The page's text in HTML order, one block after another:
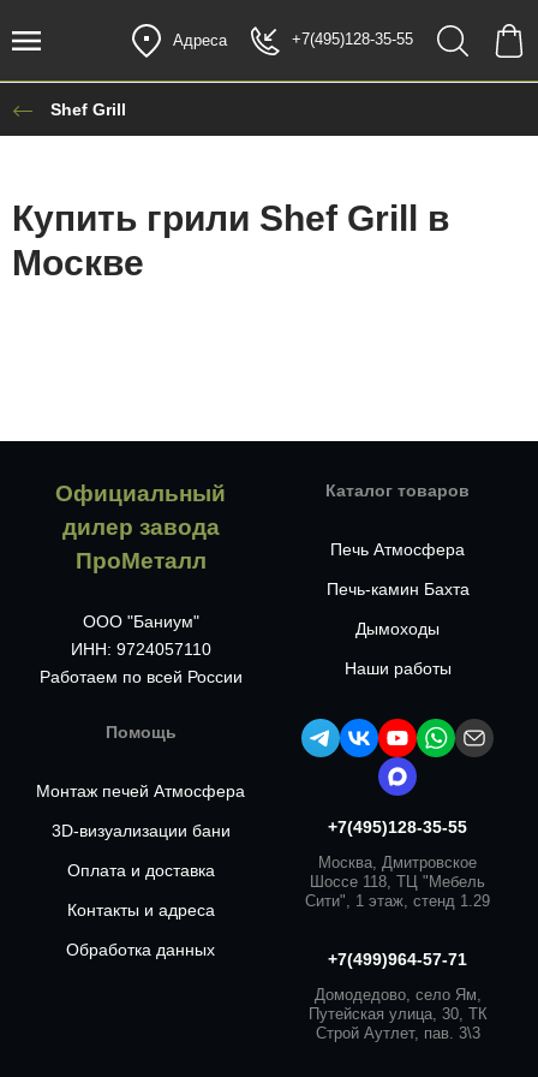
Адреса +7(495)128-35-55
Shef Grill
Купить грили Shef Grill в
Москве
Официальный
дилер завода
ПроМеталл
ООО "Баниум"
ИНН: 9724057110
Работаем по всей России
Каталог товаров
Печь Атмосфера
Печь-камин Бахта
Дымоходы
Наши работы
Помощь
Монтаж печей Атмосфера
3D-визуализации бани
Оплата и доставка
Контакты и адреса
Обработка данных
+7(495)128-35-55
Москва, Дмитровское
Шоссе 118, ТЦ "Мебель
Сити", 1 этаж, стенд 1.29
+7(499)964-57-71
Домодедово, село Ям,
Путейская улица, 30, ТК
Строй Аутлет, пав. 3\3